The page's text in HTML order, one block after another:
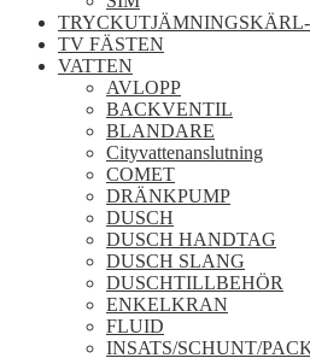
TV FÄSTEN
VATTEN
AVLOPP
BACKVENTIL
BLANDARE
Cityvattenanslutning
COMET
DRÄNKPUMP
DUSCH
DUSCH HANDTAG
DUSCH SLANG
DUSCHTILLBEHÖR
ENKELKRAN
FLUID
INSATS/SCHUNT/